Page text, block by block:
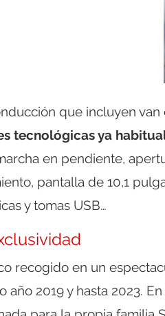
que incluyen
tecnológicas ya
en pendiente,
pantalla de 10,1
y tomas USB…
recogido en un
año 2019 y hasta 2023.